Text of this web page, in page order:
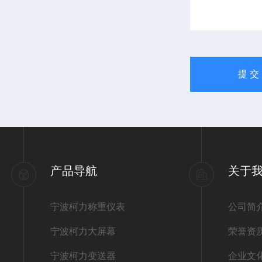
产品导航
宁波柯力称重仪表
宁波柯力大屏幕
宁波柯力变送器
关于
公司简
荣誉资
企业文